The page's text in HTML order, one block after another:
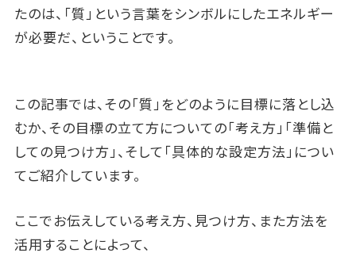
たのは、「質」という言葉をシンボルにしたエネルギー
が必要だ、ということです。
この記事では、その「質」をどのように目標に落とし込
むか、その目標の立て方についての「考え方」「準備と
しての見つけ方」、そして「具体的な設定方法」につい
てご紹介しています。
ここでお伝えしている考え方、見つけ方、また方法を
活用することによって、